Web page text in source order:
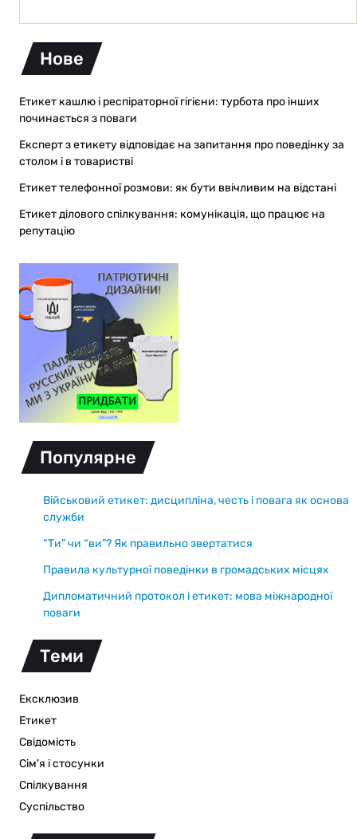
Нове
Етикет кашлю і респіраторної гігієни: турбота про інших
починається з поваги
Експерт з етикету відповідає на запитання про поведінку за
столом і в товаристві
Етикет телефонної розмови: як бути ввічливим на відстані
Етикет ділового спілкування: комунікація, що працює на
репутацію
Популярне
Військовий етикет: дисципліна, честь і повага як основа
служби
“Ти” чи “ви”? Як правильно звертатися
Правила культурної поведінки в громадських місцях
Дипломатичний протокол і етикет: мова міжнародної
поваги
Теми
Ексклюзив
Етикет
Свідомість
Сім'я і стосунки
Спілкування
Суспільство